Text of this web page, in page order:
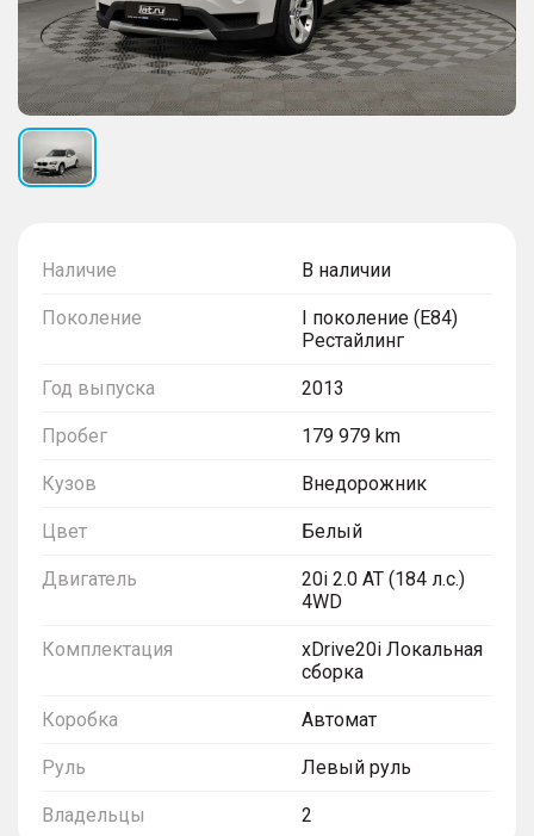
Наличие В наличии
Поколение
I поколение (E84)
Рестайлинг
Год выпуска 2013
Пробег 179 979 km
Кузов Внедорожник
Цвет Белый
Двигатель
20i 2.0 AT (184 л.с.)
4WD
Комплектация
xDrive20i Локальная
сборка
Коробка Автомат
Руль Левый руль
Владельцы 2